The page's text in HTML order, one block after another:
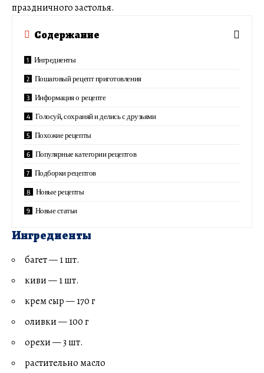
праздничного застолья.
Содержание
Ингредиенты
Пошаговый рецепт приготовления
Информация о рецепте
Голосуй, сохраняй и делись с друзьями
Похожие рецепты
Популярные категории рецептов
Подборки рецептов
Новые рецепты
Новые статьи
Ингредиенты
багет — 1 шт.
киви — 1 шт.
крем сыр — 170 г
оливки — 100 г
орехи — 3 шт.
растительно масло